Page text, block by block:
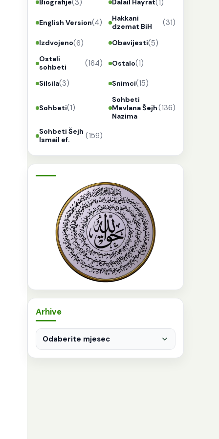
Biografije(3) Dalail Hayrat(1)
English Version(4)
Hakkani
dzemat BiH
(31)
Izdvojeno(6) Obavijesti(5)
Ostali
sohbeti
(164) Ostalo(1)
Silsila(3) Snimci(15)
Sohbeti(1)
Sohbeti
Mevlana Šejh
Nazima
(136)
Sohbeti Šejh
Ismail ef.
(159)
Arhive
Arhive